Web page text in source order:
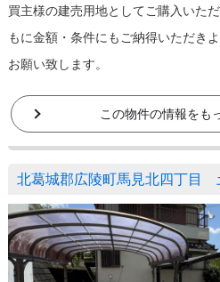
買主様の建売用地としてご購入いた
もに金額・条件にもご納得いただき
お願い致します。
この物件の情報をも
北葛城郡広陵町馬見北四丁目